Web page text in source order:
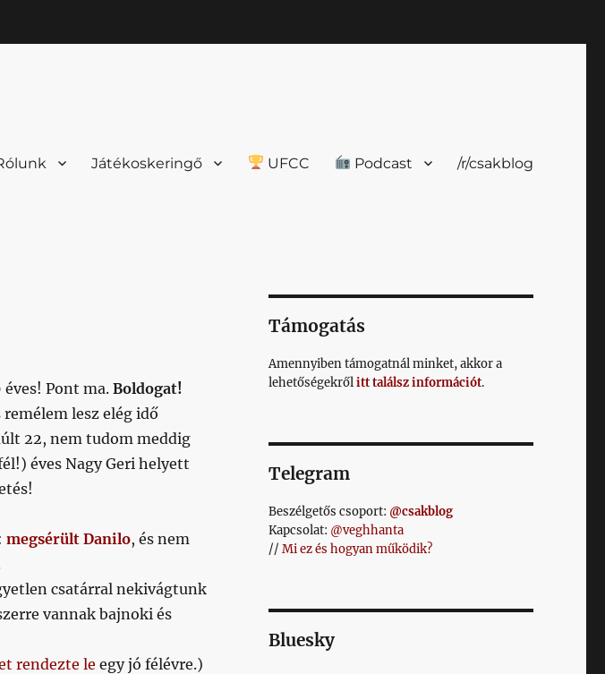
Játékoskeringő UFCC Podcast /r/csakblog
Pont ma. Boldogat!
lesz elég idő
22, nem tudom meddig
éves Nagy Geri helyett
megsérült Danilo, és nem
csatárral nekivágtunk
vannak bajnoki és
rendezte le egy jó félévre.)
Támogatás
Amennyiben támogatnál minket, akkor a
lehetőségekrőlitt találsz információt.
Telegram
Beszélgetős csoport: @csakblog
Kapcsolat: @veghhanta
// Mi ez és hogyan működik?
Bluesky